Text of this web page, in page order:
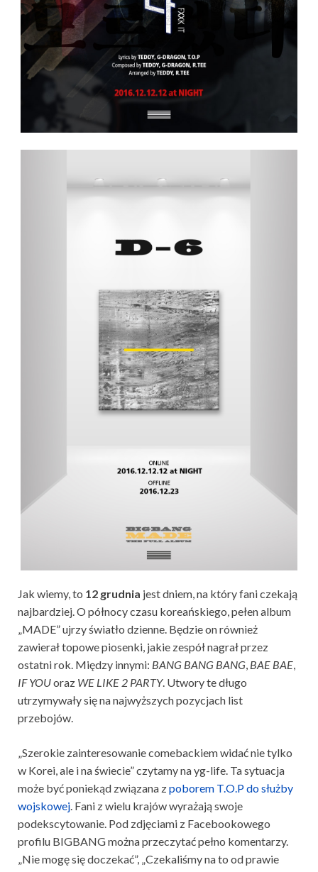
Jak wiemy, to 12 grudnia jest dniem, na który fani czekają
najbardziej. O północy czasu koreańskiego, pełen album
„MADE” ujrzy światło dzienne. Będzie on również
zawierał topowe piosenki, jakie zespół nagrał przez
ostatni rok. Między innymi: BANG BANG BANG BAE BAE
IF YOUoraz WE LIKE 2 PARTY. Utwory te długo
utrzymywały się na najwyższych pozycjach list
przebojów.
„Szerokie zainteresowanie comebackiem widać nie tylko
w Korei, ale i na świecie” czytamy na yg-life. Ta sytuacja
może być poniekąd związana zpoborem T.O.P do służby
wojskowej . Fani z wielu krajów wyrażają swoje
podekscytowanie. Pod zdjęciami z Facebookowego
profilu BIGBANG można przeczytać pełno komentarzy.
„Nie mogę się doczekać”, „Czekaliśmy na to od prawie